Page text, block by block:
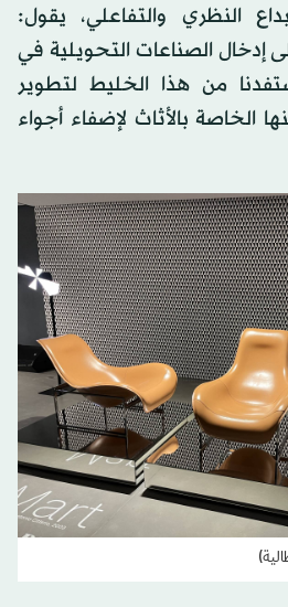
النظري والتفاعلي، يقول:
الصناعات التحويلية في
من هذا الخليط لتطوير
الخاصة بالأثاث لإضفاء أجواء